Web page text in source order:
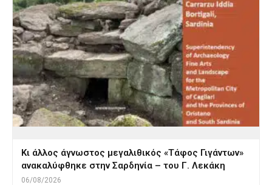
Κι άλλος άγνωστος μεγαλιθικός «Τάφος Γιγάντων»
ανακαλύφθηκε στην Σαρδηνία – του Γ. Λεκάκη
06/08/2026